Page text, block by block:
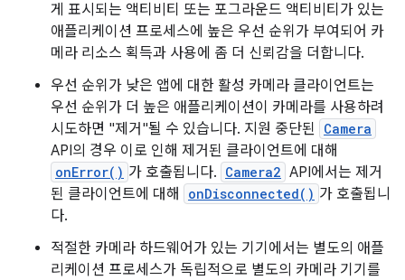
게 표시되는 액티비티 또는 포그라운드 액티비티가 있는
애플리케이션 프로세스에 높은 우선 순위가 부여되어 카
메라 리소스 획득과 사용에 좀 더 신뢰감을 더합니다.
우선 순위가 낮은 앱에 대한 활성 카메라 클라이언트는
우선 순위가 더 높은 애플리케이션이 카메라를 사용하려
시도하면 "제거"될 수 있습니다. 지원 중단된 Camera
API의 경우 이로 인해 제거된 클라이언트에 대해
onError() 가 호출됩니다. Camera2 API에서는 제거
된 클라이언트에 대해
onDisconnected() 가 호출됩니
다.
적절한 카메라 하드웨어가 있는 기기에서는 별도의 애플
리케이션 프로세스가 독립적으로 별도의 카메라 기기를